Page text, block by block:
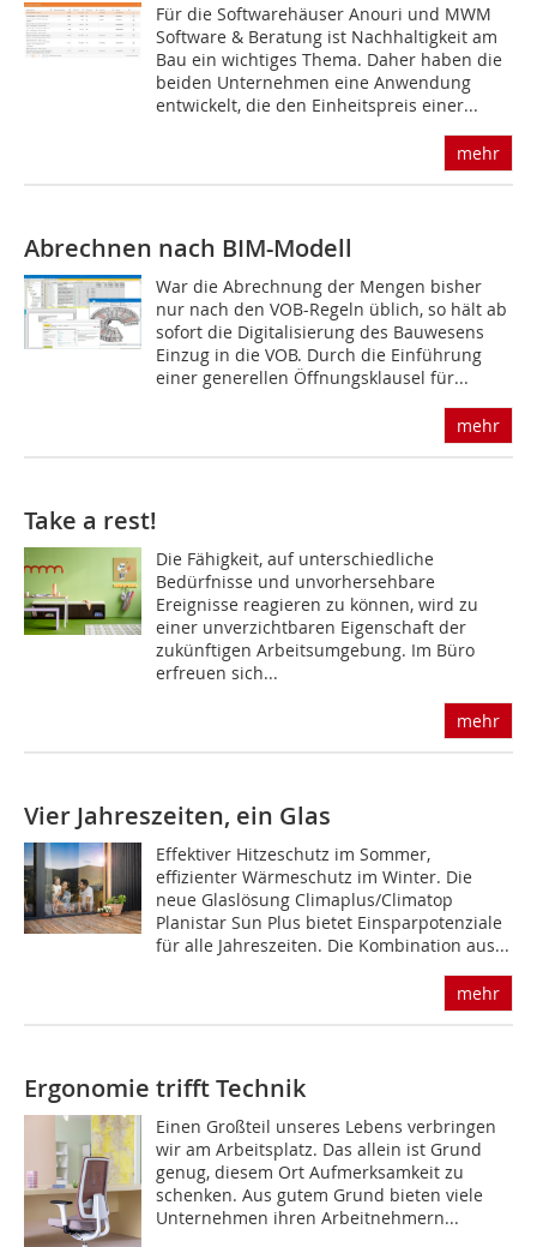
Für die Softwarehäuser Anouri und MWM
Software & Beratung ist Nachhaltigkeit am
Bau ein wichtiges Thema. Daher haben die
beiden Unternehmen eine Anwendung
entwickelt, die den Einheitspreis einer...
mehr
Abrechnen nach BIM-Modell
War die Abrechnung der Mengen bisher
nur nach den VOB-Regeln üblich, so hält ab
sofort die Digitalisierung des Bauwesens
Einzug in die VOB. Durch die Einführung
einer generellen Öffnungsklausel für...
mehr
Take a rest!
Die Fähigkeit, auf unterschiedliche
Bedürfnisse und unvorhersehbare
Ereignisse reagieren zu können, wird zu
einer unverzichtbaren Eigenschaft der
zukünftigen Arbeitsumgebung. Im Büro
erfreuen sich...
mehr
Vier Jahreszeiten, ein Glas
Effektiver Hitzeschutz im Sommer,
effizienter Wärmeschutz im Winter. Die
neue Glaslösung Climaplus/Climatop
Planistar Sun Plus bietet Einsparpotenziale
für alle Jahreszeiten. Die Kombination aus...
mehr
Ergonomie trifft Technik
Einen Großteil unseres Lebens verbringen
wir am Arbeitsplatz. Das allein ist Grund
genug, diesem Ort Aufmerksamkeit zu
schenken. Aus gutem Grund bieten viele
Unternehmen ihren Arbeitnehmern...